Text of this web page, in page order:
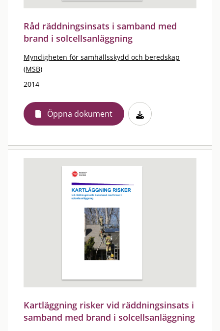
Råd räddningsinsats i samband med
brand i solcellsanläggning
Myndigheten för samhällsskydd och beredskap
(MSB)
2014
Öppna dokument
Kartläggning risker vid räddningsinsats i
samband med brand i solcellsanläggning